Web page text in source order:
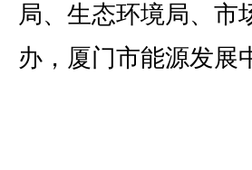
局、生态环境局、市
办，厦门市能源发展